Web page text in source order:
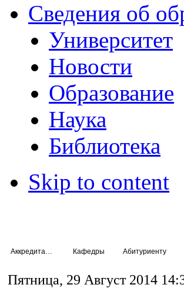
Сведения об
Университет
Новости
Образование
Наука
Библиотека
Skip to content
Кафедры Абитуриенту
Пятница, 29 Август 2014